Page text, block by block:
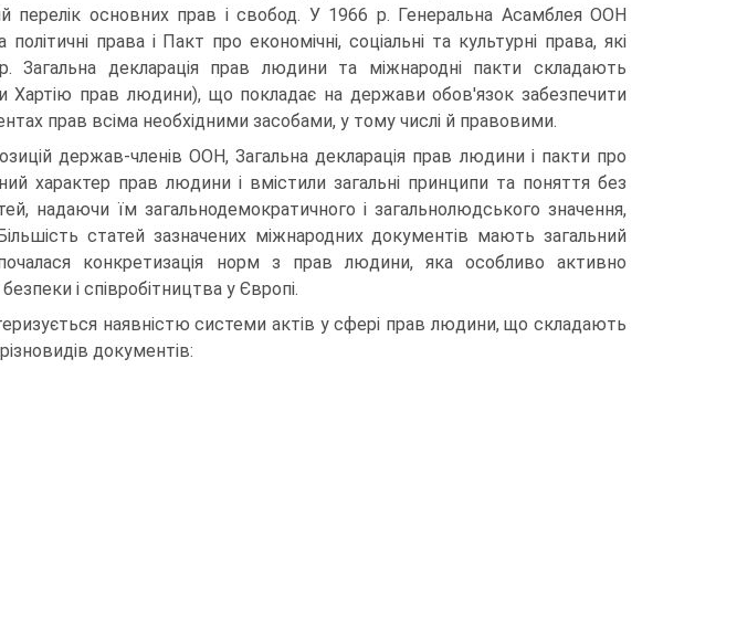
основних прав і свобод. У 1966 р. Генеральна Асамблея ООН
права і Пакт про економічні, соціальні та культурні права, які
Загальна декларація прав людини та міжнародні пакти складають
Хартію прав людини), що покладає на держави обов'язок забезпечити
прав всіма необхідними засобами, у тому числі й правовими.
держав-членів ООН, Загальна декларація прав людини і пакти про
характер прав людини і вмістили загальні принципи та поняття без
надаючи їм загальнодемократичного і загальнолюдського значення,
статей зазначених міжнародних документів мають загальний
конкретизація норм з прав людини, яка особливо активно
і співробітництва у Європі.
наявністю системи актів у сфері прав людини, що складають
документів: